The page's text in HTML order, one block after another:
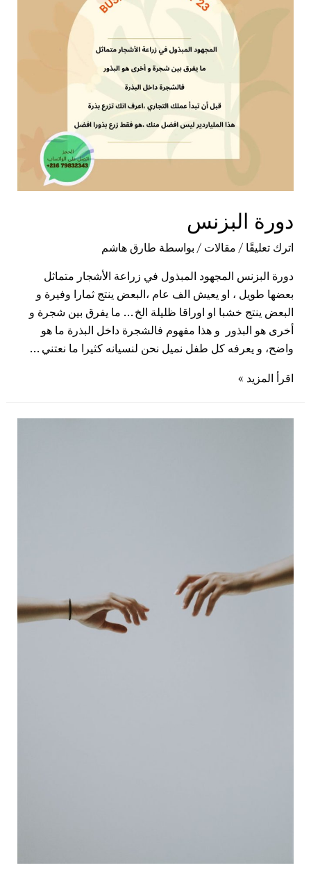
دورة البزنس
اترك تعليقًا / مقالات / بواسطة طارق هاشم
دورة البزنس المجهود المبذول في زراعة الأشجار متماثل
بعضها طويل ، او يعيش الف عام ،البعض ينتج ثمارا وفيرة و
البعض ينتج خشبا او اوراقا ظليلة الخ … ما يفرق بين شجرة و
أخرى هو البذور و هذا مفهوم فالشجرة داخل البذرة ما هو
واضح، و يعرفه كل طفل نميل نحن لنسيانه كثيرا ما نعتني …
اقرأ المزيد »